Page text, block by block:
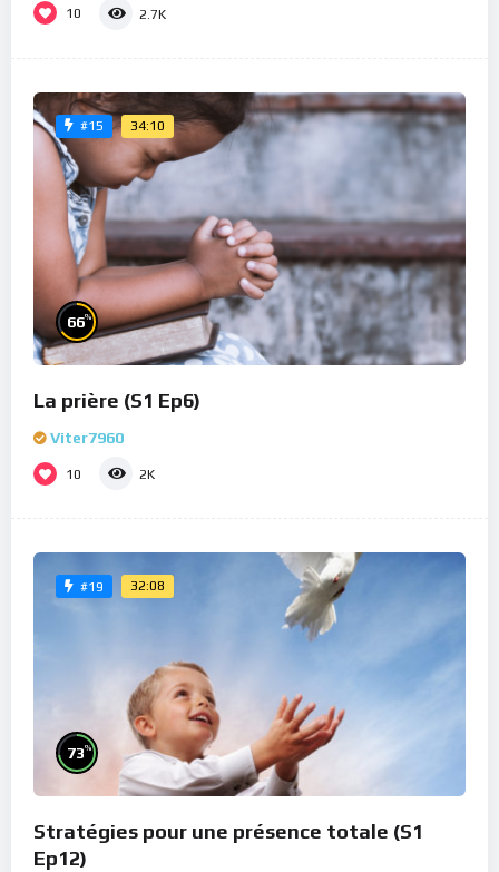
10 2.7K
#15 34:10
66%
La prière (S1 Ep6)
Viter7960
10 2K
#19 32:08
73%
Stratégies pour une présence totale (S1
Ep12)